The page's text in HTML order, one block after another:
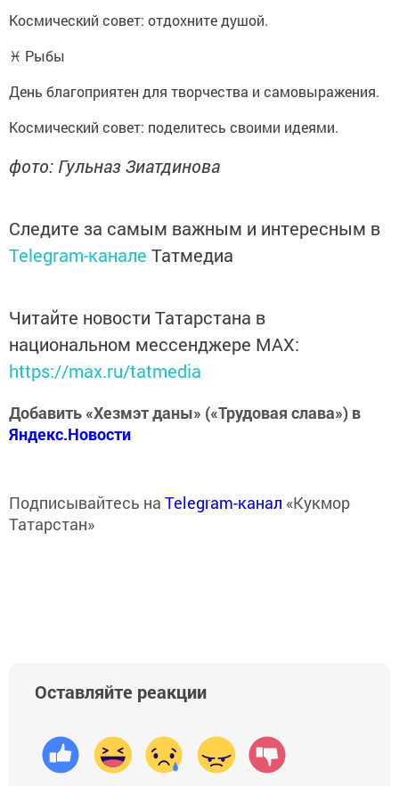
Космический совет: отдохните душой.
♓ Рыбы
День благоприятен для творчества и самовыражения.
Космический совет: поделитесь своими идеями.
фото: Гульназ Зиатдинова
Следите за самым важным и интересным в
Telegram-канале Татмедиа
Читайте новости Татарстана в
национальном мессенджере MАХ:
https://max.ru/tatmedia
Добавить «Хезмэт даны» («Трудовая слава») в
Яндекс.Новости
Подписывайтесь на Telegram-канал «Кукмор
Татарстан»
Оставляйте реакции